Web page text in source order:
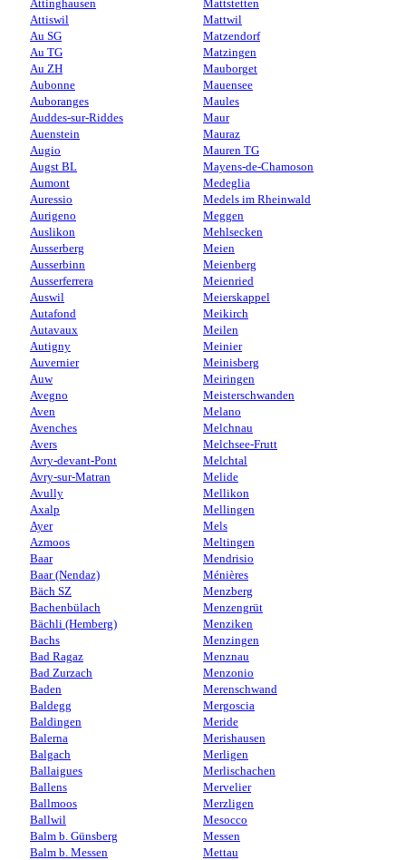
Attinghausen
Attiswil
Au SG
Au TG
Au ZH
Aubonne
Auboranges
Auddes-sur-Riddes
Auenstein
Augio
Augst BL
Aumont
Auressio
Aurigeno
Auslikon
Ausserberg
Ausserbinn
Ausserferrera
Auswil
Autafond
Autavaux
Autigny
Auvernier
Auw
Avegno
Aven
Avenches
Avers
Avry-devant-Pont
Avry-sur-Matran
Avully
Axalp
Ayer
Azmoos
Baar
Baar (Nendaz)
Bäch SZ
Bachenbülach
Bächli (Hemberg)
Bachs
Bad Ragaz
Bad Zurzach
Baden
Baldegg
Baldingen
Balerna
Balgach
Ballaigues
Ballens
Ballmoos
Ballwil
Balm b. Günsberg
Balm b. Messen
Mattstetten
Mattwil
Matzendorf
Matzingen
Mauborget
Mauensee
Maules
Maur
Mauraz
Mauren TG
Mayens-de-Chamoson
Medeglia
Medels im Rheinwald
Meggen
Mehlsecken
Meien
Meienberg
Meienried
Meierskappel
Meikirch
Meilen
Meinier
Meinisberg
Meiringen
Meisterschwanden
Melano
Melchnau
Melchsee-Frutt
Melchtal
Melide
Mellikon
Mellingen
Mels
Meltingen
Mendrisio
Ménières
Menzberg
Menzengrüt
Menziken
Menzingen
Menznau
Menzonio
Merenschwand
Mergoscia
Meride
Merishausen
Merligen
Merlischachen
Mervelier
Merzligen
Mesocco
Messen
Mettau